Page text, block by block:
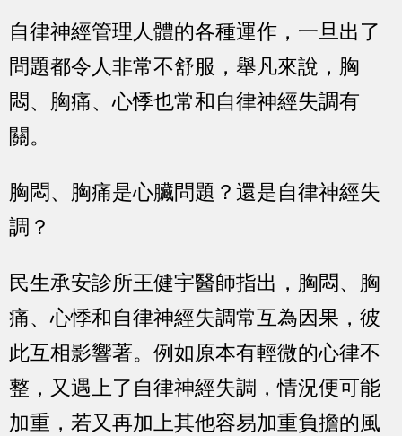
自律神經管理人體的各種運作，一旦出了
問題都令人非常不舒服，舉凡來說，胸
悶、胸痛、心悸也常和自律神經失調有
關。
胸悶、胸痛是心臟問題？還是自律神經失
調？
民生承安診所王健宇醫師指出，胸悶、胸
痛、心悸和自律神經失調常互為因果，彼
此互相影響著。例如原本有輕微的心律不
整，又遇上了自律神經失調，情況便可能
加重，若又再加上其他容易加重負擔的風